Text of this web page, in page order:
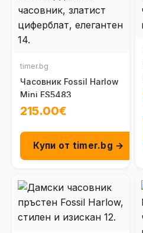
timer.bg
Часовник Fossil Harlow
Mini ES5483
215.00€
Купи от timer.bg →